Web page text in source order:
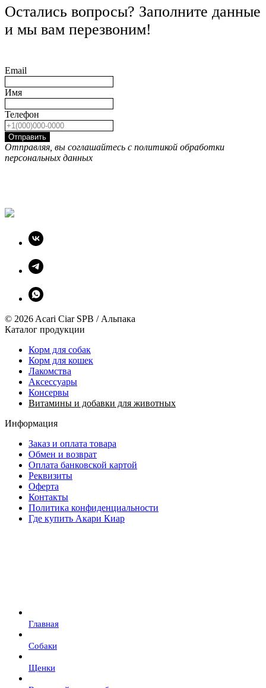
Остались вопросы? Заполните данные
и мы вам перезвоним!
Email
Имя
Телефон
Отправить
Отправляя, вы соглашайтесь с политикой обработки
персональных данных
© 2026 Acari Ciar SPB / Альпака
Каталог продукции
Корм для собак
Корм для кошек
Лакомства
Аксессуары
Консервы
Витамины и добавки для животных
Информация
Заказ и оплата товара
Обмен и возврат
Оплата банковской картой
Реквизиты
Оферта
Контакты
Политика конфиденциальности
Где купить Акари Киар
Главная
Собаки
Щенки